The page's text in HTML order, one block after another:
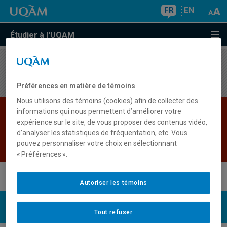
FR EN
Étudier à l'UQAM
Aucun résultat
Les bases de données institutionnelles sont
indisponibles pour le moment. Veuillez
réessayer plus tard.
Retour
UQAM
Préférences en matière de témoins
Nous utilisons des témoins (cookies) afin de collecter des
informations qui nous permettent d’améliorer votre
expérience sur le site, de vous proposer des contenus vidéo,
d’analyser les statistiques de fréquentation, etc. Vous
pouvez personnaliser votre choix en sélectionnant
« Préférences ».
Tout refuser
Autoriser les témoins